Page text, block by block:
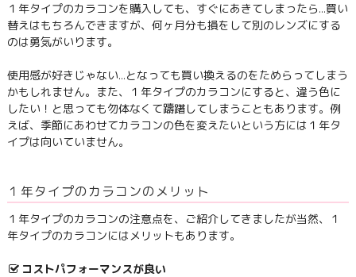
１年タイプのカラコンを購入しても、すぐにあきてしまったら…買い
替えはもちろんできますが、何ヶ月分も損をして別のレンズにする
のは勇気がいります。
使用感が好きじゃない…となっても買い換えるのをためらってしまう
かもしれません。また、１年タイプのカラコンにすると、違う色に
したい！と思っても勿体なくて躊躇してしまうこともあります。例
えば、季節にあわせてカラコンの色を変えたいという方には１年タ
イプは向いていません。
１年タイプのカラコンのメリット
１年タイプのカラコンの注意点を、ご紹介してきましたが当然、１
年タイプのカラコンにはメリットもあります。
コストパフォーマンスが良い